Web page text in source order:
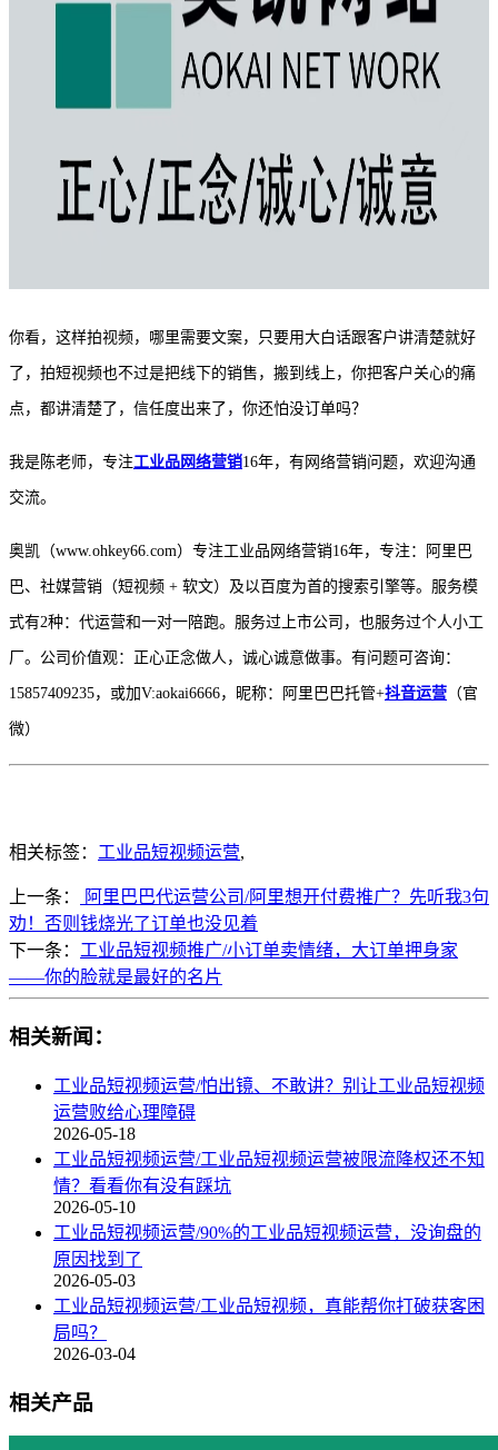
你看，这样拍视频，哪里需要文案，只要用大白话跟客户讲清楚就好
了，拍短视频也不过是把线下的销售，搬到线上，你把客户关心的痛
点，都讲清楚了，信任度出来了，你还怕没订单吗？
我是陈老师，专注工业品网络营销16年，有网络营销问题，欢迎沟通
交流。
奥凯（www.ohkey66.com）专注工业品网络营销16年，专注：阿里巴
巴、社媒营销（短视频 + 软文）及以百度为首的搜索引擎等。服务模
式有2种：代运营和一对一陪跑。服务过上市公司，也服务过个人小工
厂。公司价值观：正心正念做人，诚心诚意做事。有问题可咨询：
15857409235，或加V:aokai6666， 昵称：阿里巴巴托管+抖音运营 （官
微）
相关标签： 工业品短视频运营,
上一条：
阿里巴巴代运营公司/阿里想开付费推广？先听我3句
劝！否则钱烧光了订单也没见着
下一条： 工业品短视频推广/小订单卖情绪，大订单押身家
——你的脸就是最好的名片
相关新闻：
工业品短视频运营/怕出镜、不敢讲？别让工业品短视频
运营败给心理障碍
2026-05-18
工业品短视频运营/工业品短视频运营被限流降权还不知
情？看看你有没有踩坑
2026-05-10
工业品短视频运营/90%的工业品短视频运营，没询盘的
原因找到了
2026-05-03
工业品短视频运营/工业品短视频，真能帮你打破获客困
局吗？
2026-03-04
相关产品